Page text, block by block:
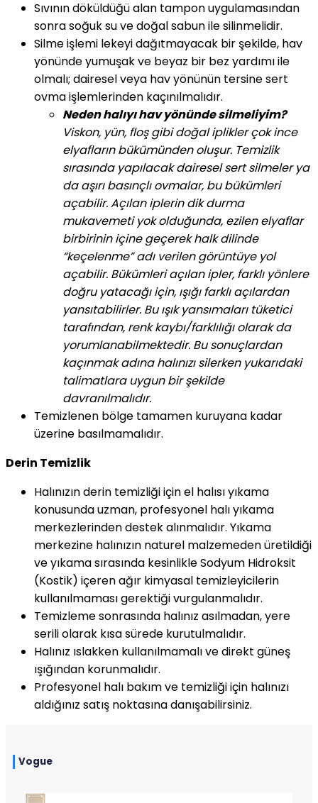
Sıvının döküldüğü alan tampon uygulamasından
sonra soğuk su ve doğal sabun ile silinmelidir.
Silme işlemi lekeyi dağıtmayacak bir şekilde, hav
yönünde yumuşak ve beyaz bir bez yardımı ile
olmalı; dairesel veya hav yönünün tersine sert
ovma işlemlerinden kaçınılmalıdır.
Neden halıyı hav yönünde silmeliyim?
Viskon, yün, floş gibi doğal iplikler çok ince
elyafların bükümünden oluşur. Temizlik
sırasında yapılacak dairesel sert silmeler ya
da aşırı basınçlı ovmalar, bu bükümleri
açabilir. Açılan iplerin dik durma
mukavemeti yok olduğunda, ezilen elyaflar
birbirinin içine geçerek halk dilinde
“keçelenme” adı verilen görüntüye yol
açabilir. Bükümleri açılan ipler, farklı yönlere
doğru yatacağı için, ışığı farklı açılardan
yansıtabilirler. Bu ışık yansımaları tüketici
tarafından, renk kaybı/farklılığı olarak da
yorumlanabilmektedir. Bu sonuçlardan
kaçınmak adına halınızı silerken yukarıdaki
talimatlara uygun bir şekilde
davranılmalıdır.
Temizlenen bölge tamamen kuruyana kadar
üzerine basılmamalıdır.
Derin Temizlik
Halınızın derin temizliği için el halısı yıkama
konusunda uzman, profesyonel halı yıkama
merkezlerinden destek alınmalıdır. Yıkama
merkezine halınızın naturel malzemeden üretildiği
ve yıkama sırasında kesinlikle Sodyum Hidroksit
(Kostik) içeren ağır kimyasal temizleyicilerin
kullanılmaması gerektiği vurgulanmalıdır.
Temizleme sonrasında halınız asılmadan, yere
serili olarak kısa sürede kurutulmalıdır.
Halınız ıslakken kullanılmamalı ve direkt güneş
ışığından korunmalıdır.
Profesyonel halı bakım ve temizliği için halınızı
aldığınız satış noktasına danışabilirsiniz.
Vogue